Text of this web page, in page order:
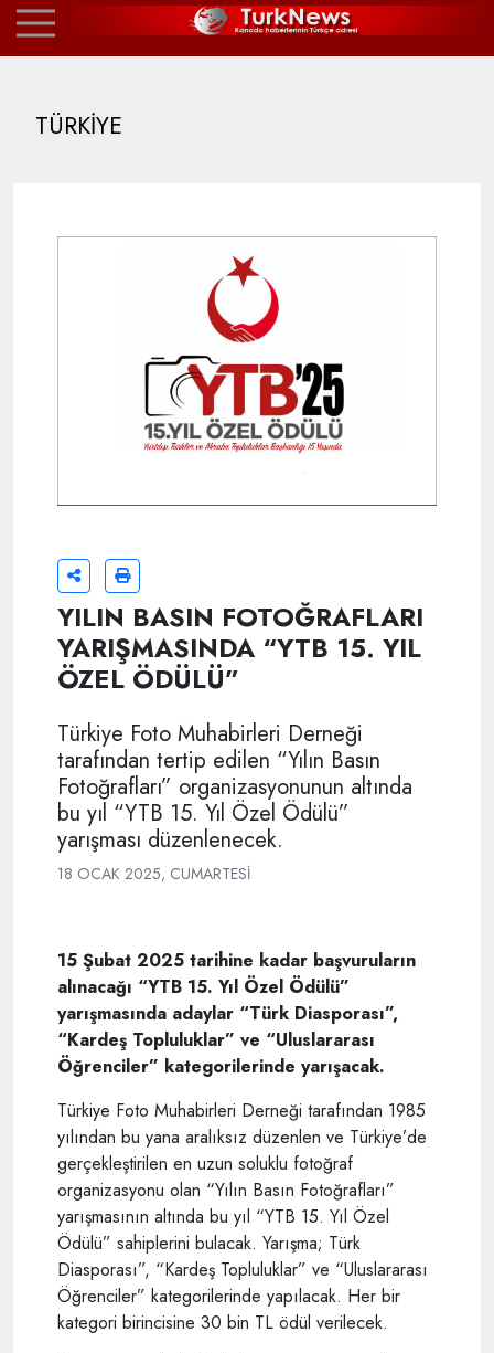
TÜRKİYE
YILIN BASIN FOTOĞRAFLARI
YARIŞMASINDA “YTB 15. YIL
ÖZEL ÖDÜLÜ”
Türkiye Foto Muhabirleri Derneği
tarafından tertip edilen “Yılın Basın
Fotoğrafları” organizasyonunun altında
bu yıl “YTB 15. Yıl Özel Ödülü”
yarışması düzenlenecek.
18 OCAK 2025, CUMARTESI
15 Şubat 2025 tarihine kadar başvuruların
alınacağı “YTB 15. Yıl Özel Ödülü”
yarışmasında adaylar “Türk Diasporası”,
“Kardeş Topluluklar” ve “Uluslararası
Öğrenciler” kategorilerinde yarışacak.
Türkiye Foto Muhabirleri Derneği tarafından 1985
yılından bu yana aralıksız düzenlen ve Türkiye’de
gerçekleştirilen en uzun soluklu fotoğraf
organizasyonu olan “Yılın Basın Fotoğrafları”
yarışmasının altında bu yıl “YTB 15. Yıl Özel
Ödülü” sahiplerini bulacak. Yarışma; Türk
Diasporası”, “Kardeş Topluluklar” ve “Uluslararası
Öğrenciler” kategorilerinde yapılacak. Her bir
kategori birincisine 30 bin TL ödül verilecek.